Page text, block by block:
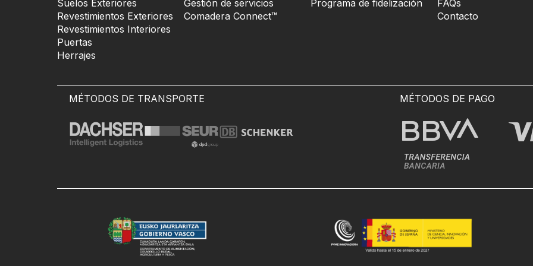
Suelos Exteriores
Revestimientos Exteriores
Revestimientos Interiores
Puertas
Herrajes
Gestión de servicios
Comadera Connect™
Programa de fidelización
FAQs
Contacto
MÉTODOS DE TRANSPORTE MÉTODOS DE PAGO